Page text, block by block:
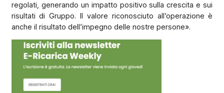
regolati, generando un impatto positivo sulla crescita e sui
risultati di Gruppo. Il valore riconosciuto all’operazione è
anche il risultato dell’impegno delle nostre persone».